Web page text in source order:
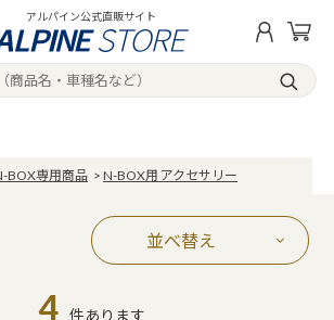
アルパイン公式直販サイト
BOX専用商品 > N-BOX用 アクセサリー
並べ替え
4 件あります